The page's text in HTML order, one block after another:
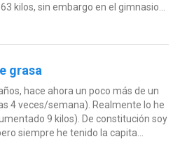
kilos, sin embargo en el gimnasio...
grasa
hace ahora un poco más de un
4 veces/semana). Realmente lo he
9 kilos). De constitución soy
siempre he tenido la capita...